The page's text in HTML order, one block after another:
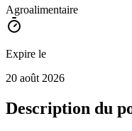
Agroalimentaire
Expire le
20 août 2026
Description du